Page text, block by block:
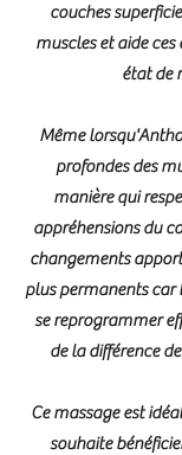
couches
muscles et aide
état de
Même
profondes des
manière qui
appréhensions du
changements
plus permanents car
se reprogrammer
de la différence
Ce massage est
souhaite